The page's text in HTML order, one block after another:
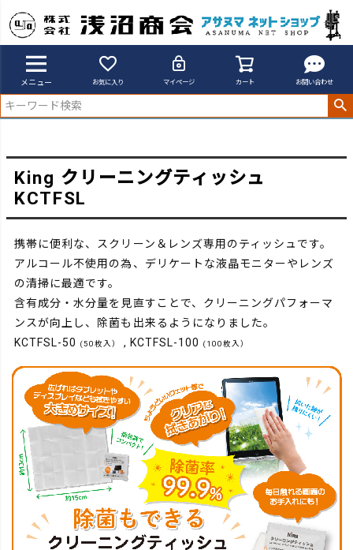
メニュー お気に入り マイページ カート お問い合わせ
アサヌマネットショップ
King クリーニングティッシュ
KCTFSL
携帯に便利な、スクリーン＆レンズ専用のティッシュです。
アルコール不使用の為、デリケートな液晶モニターやレンズ
の清掃に最適です。
含有成分・水分量を見直すことで、クリーニングパフォーマ
ンスが向上し、除菌も出来るようになりました。
KCTFSL-50
(50枚入） , KCTFSL-100 (100枚入）